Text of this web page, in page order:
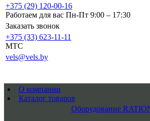
+375 (29) 120-00-16
Работаем для вас Пн-Пт 9:00 – 17:30
Заказать звонок
+375 (33) 623-11-11
MTC
vels@vels.by
О компании
Каталог товаров
Оборудование